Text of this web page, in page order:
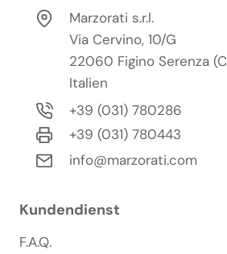
Marzorati s.r.l.
Via Cervino, 10/G
22060 Figino Serenza
Italien
+39 (031) 780286
+39 (031) 780443
info@marzorati.com
Kundendienst
F.A.Q.